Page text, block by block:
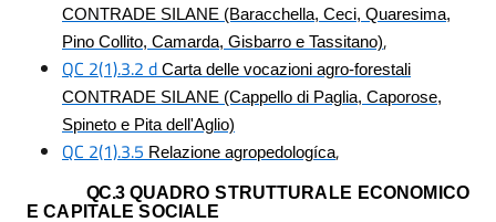
CONTRADE SILANE (Baracchella, Ceci, Quaresima,
Pino Collito, Camarda, Gisbarro e Tassitano),
QC 2(1).3.2 d Carta delle vocazioni agro-forestali
CONTRADE SILANE (Cappello di Paglia, Caporose,
Spineto e Pita dell'Aglio)
QC 2(1).3.5 Relazione agropedologíca,
QC.3 QUADRO STRUTTURALE ECONOMICO
E CAPITALE SOCIALE